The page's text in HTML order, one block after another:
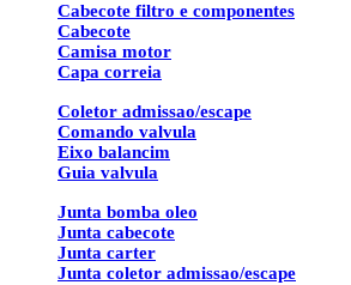
Cabecote filtro e componentes
Cabecote
Camisa motor
Capa correia
Coletor admissao/escape
Comando valvula
Eixo balancim
Guia valvula
Junta bomba oleo
Junta cabecote
Junta carter
Junta coletor admissao/escape